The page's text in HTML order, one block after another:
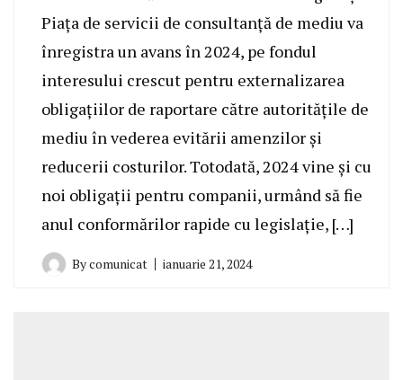
Piața de servicii de consultanță de mediu va
înregistra un avans în 2024, pe fondul
interesului crescut pentru externalizarea
obligațiilor de raportare către autoritățile de
mediu în vederea evitării amenzilor și
reducerii costurilor. Totodată, 2024 vine și cu
noi obligații pentru companii, urmând să fie
anul conformărilor rapide cu legislație, […]
Bycomunicat ianuarie 21, 2024